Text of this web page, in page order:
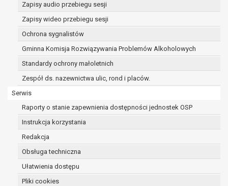
Zapisy audio przebiegu sesji
Zapisy wideo przebiegu sesji
Ochrona sygnalistów
Gminna Komisja Rozwiązywania Problemów Alkoholowych
Standardy ochrony małoletnich
Zespół ds. nazewnictwa ulic, rond i placów.
Serwis
Raporty o stanie zapewnienia dostępności jednostek OSP
Instrukcja korzystania
Redakcja
Obsługa techniczna
Ułatwienia dostępu
Pliki cookies
kwestionuje prawidłowość danych
osobowych – na okres pozwalający
administratorowi sprawdzić
prawidłowość tych danych,
przetwarzanie danych jest niezgodne
z prawem, a osoba, której dane
dotyczą, sprzeciwia się usunięciu
danych, żądając w zamian ich
administrator nie potrzebuje już
danych dla swoich celów, ale osoba,
której dane dotyczą, potrzebuje ich do
roszczeń,
sprzeciw wobec przetwarzania